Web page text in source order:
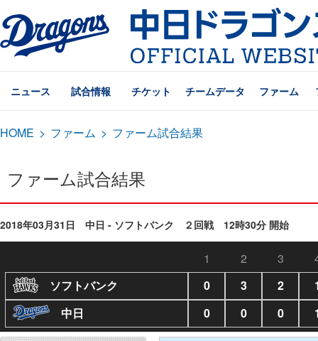
ニュース 試合情報 チケット チームデータ ファーム
HOME > ファーム > ファーム試合結果
ファーム試合結果
2018年03月31日 中日 - ソフトバンク ２回戦 12時30分 開始
1 2 3
ソフトバンク
0 3 2
中日
0 0 0